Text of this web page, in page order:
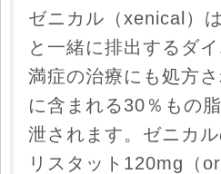
ゼニカル（xenical）
と一緒に排出するダ
満症の治療にも処方
に含まれる30％もの
泄されます。ゼニカ
リスタット120mg（